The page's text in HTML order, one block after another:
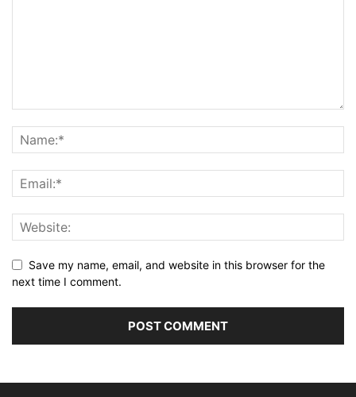
Save my name, email, and website in this browser for the
next time I comment.